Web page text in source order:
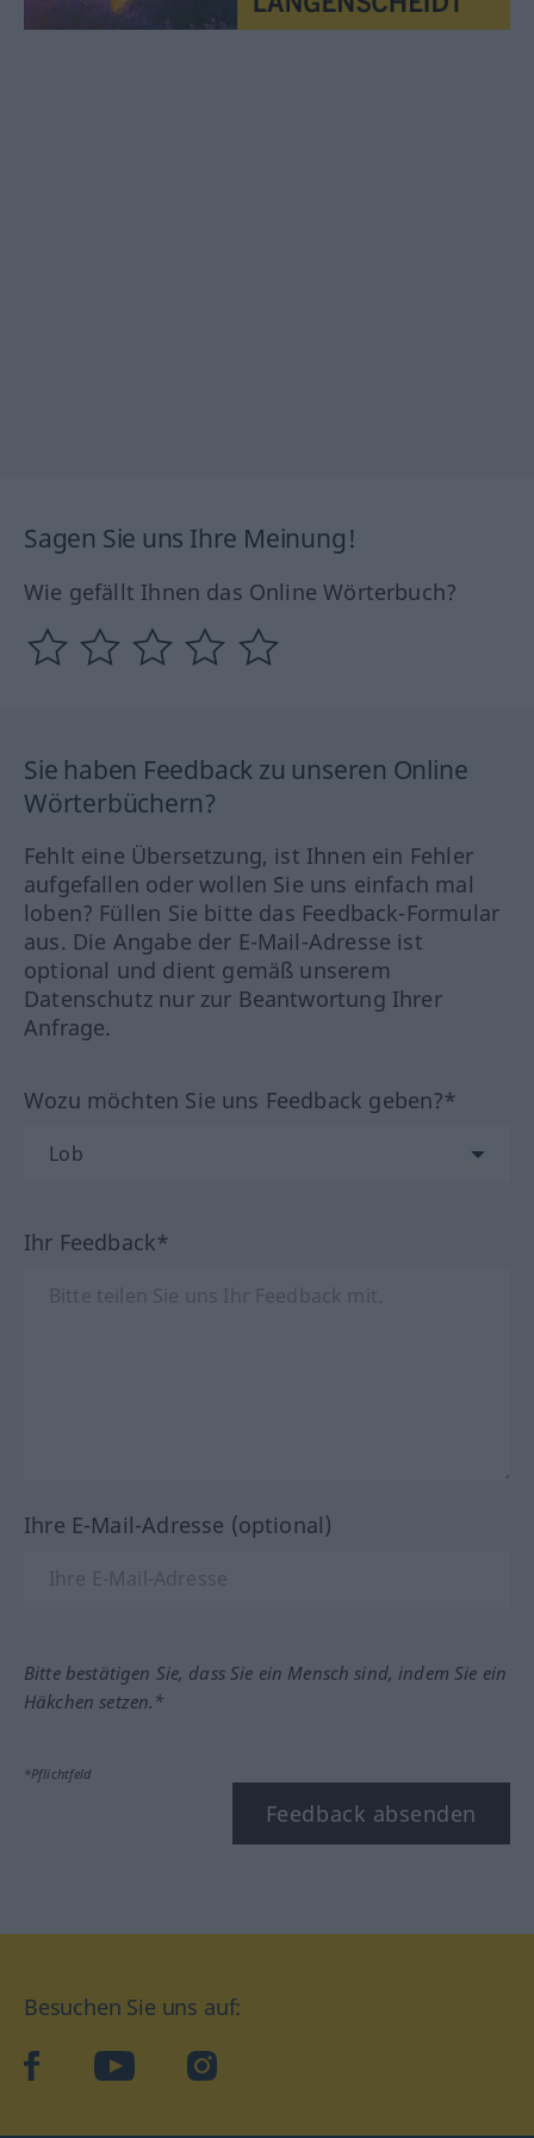
Sagen Sie uns Ihre Meinung!
Wie gefällt Ihnen das Online Wörterbuch?
Sie haben Feedback zu unseren Online
Wörterbüchern?
Fehlt eine Übersetzung, ist Ihnen ein Fehler
aufgefallen oder wollen Sie uns einfach mal
loben? Füllen Sie bitte das Feedback-Formular
aus. Die Angabe der E-Mail-Adresse ist
optional und dient gemäß unserem
Datenschutz nur zur Beantwortung Ihrer
Anfrage.
Wozu möchten Sie uns Feedback geben?*
Ihr Feedback*
Ihre E-Mail-Adresse (optional)
Bitte bestätigen Sie, dass Sie ein Mensch sind, indem Sie ein
Häkchen setzen.*
*Pflichtfeld
Feedback absenden
Besuchen Sie uns auf:
facebookYouTube Instagram